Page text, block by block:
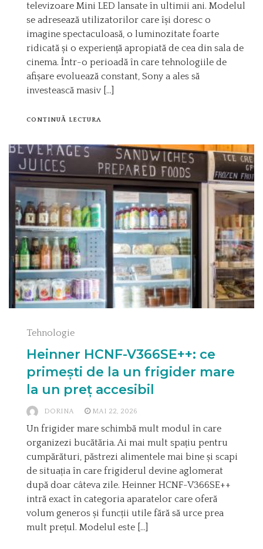
televizoare Mini LED lansate în ultimii ani. Modelul
se adresează utilizatorilor care își doresc o
imagine spectaculoasă, o luminozitate foarte
ridicată și o experiență apropiată de cea din sala de
cinema. Într-o perioadă în care tehnologiile de
afișare evoluează constant, Sony a ales să
investească masiv […]
CONTINUĂ LECTURA
Tehnologie
Heinner HCNF-V366SE++: ce
primești de la un frigider mare
la un preț accesibil
DORINA MAI 22, 2026
Un frigider mare schimbă mult modul în care
organizezi bucătăria. Ai mai mult spațiu pentru
cumpărături, păstrezi alimentele mai bine și scapi
de situația în care frigiderul devine aglomerat
după doar câteva zile. Heinner HCNF-V366SE++
intră exact în categoria aparatelor care oferă
volum generos și funcții utile fără să urce prea
mult prețul. Modelul este […]